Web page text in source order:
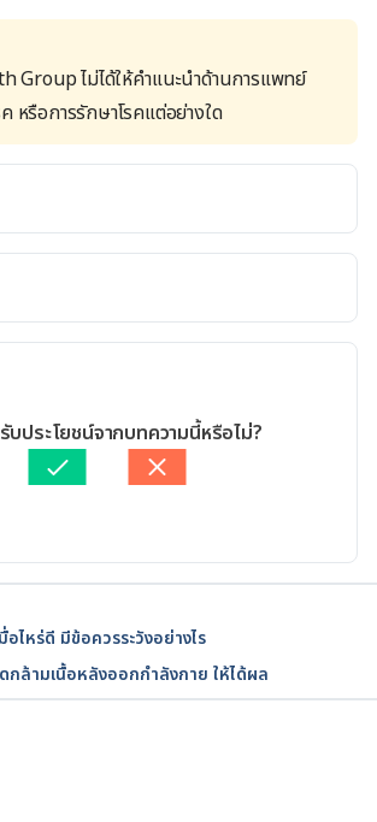
Group ไม่ได้ให้คำแนะนำด้านการแพทย์
หรือการรักษาโรคแต่อย่างใด
Acids.
vitamins-
977-
Acids.
cosmetics/cosmetic-
hydroxy-acids. Accessed March
Acids.
alpha_hydroxy_
supplements.htm. Accessed March
Hello คุณหมอ
ามถูกต้องของข้อมูลโดยทีม Hello คุณหมอ
Pattarapong Khuaphu
บประโยชน์จากบทความนี้หรือไม่?
อไหร่ดี มีข้อควรระวังอย่างไร
กล้ามเนื้อหลังออกกำลังกาย ให้ได้ผล